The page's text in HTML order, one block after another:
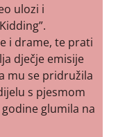
ulozi i
i drame, te prati
dječje emisije
mu se pridružila
s pjesmom
glumila na